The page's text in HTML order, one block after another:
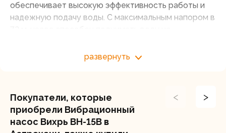
обеспечивает высокую эффективность работы и
надежную подачу воды. С максимальным напором в
горизонтальные расстояния. Максимальная
Насос может быть погружен на глубину до 3 м. Он
имеет верхний тип забора воды, что снижает риск
развернуть
Покупатели, которые
приобрели Вибрационный
насос Вихрь ВН-15В в
< >